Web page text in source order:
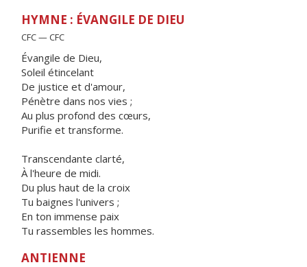
HYMNE : ÉVANGILE DE DIEU
CFC — CFC
Évangile de Dieu,
Soleil étincelant
De justice et d'amour,
Pénètre dans nos vies ;
Au plus profond des cœurs,
Purifie et transforme.
Transcendante clarté,
À l'heure de midi.
Du plus haut de la croix
Tu baignes l'univers ;
En ton immense paix
Tu rassembles les hommes.
ANTIENNE